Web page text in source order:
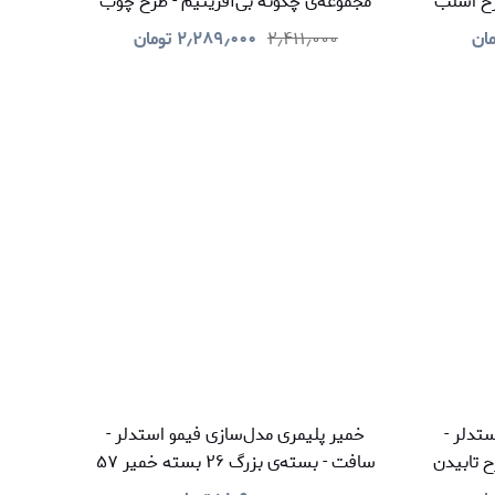
۲٫۴۱۱٫۰۰۰ ۲٫۲۸۹٫۰۰۰ تومان
-
تابیدن
خمیر پلیمری مدل‌سازی فیمو استدلر -
سافت - بسته‌ی بزرگ ۲۶ بسته خمیر ۵۷